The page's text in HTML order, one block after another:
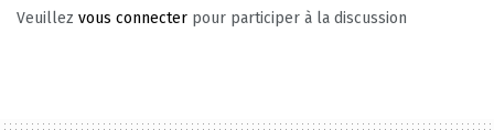
Veuillez vous connecter pour participer à la discussion